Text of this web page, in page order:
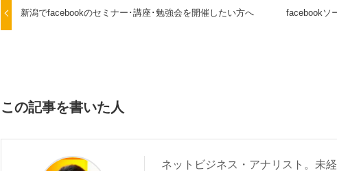
新潟でfacebookのセミナー･講座･勉強会を開催したい方へ facebookソ
この記事を書いた人
ネットビジネス・アナリスト。未